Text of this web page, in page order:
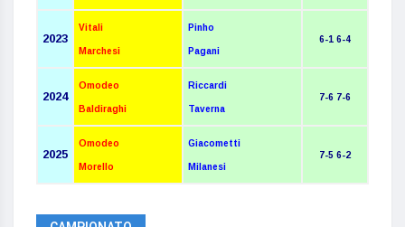
2023
Vitali
Marchesi
Pinho
Pagani
6-1 6-4
2024
Omodeo
Baldiraghi
Riccardi
Taverna
7-6 7-6
2025
Omodeo
Morello
Giacometti
Milanesi
7-5 6-2